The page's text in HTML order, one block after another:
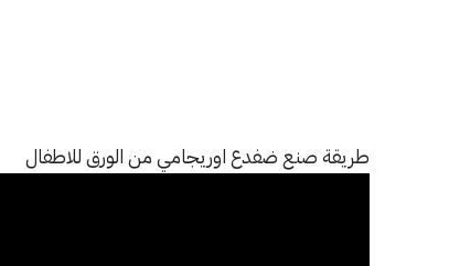
طريقة صنع ضفدع اوريجامي من الورق للاطفال